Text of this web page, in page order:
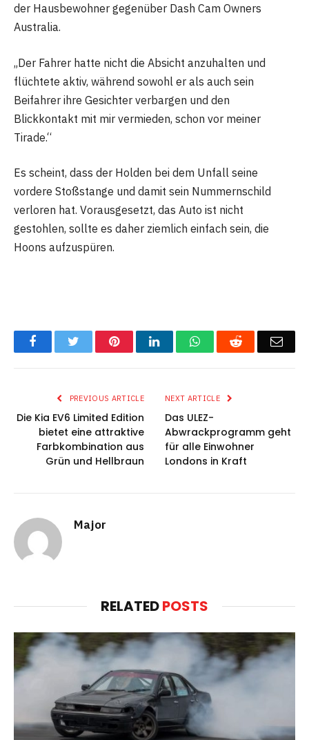
der Hausbewohner gegenüber Dash Cam Owners
Australia.
„Der Fahrer hatte nicht die Absicht anzuhalten und
flüchtete aktiv, während sowohl er als auch sein
Beifahrer ihre Gesichter verbargen und den
Blickkontakt mit mir vermieden, schon vor meiner
Tirade.“
Es scheint, dass der Holden bei dem Unfall seine
vordere Stoßstange und damit sein Nummernschild
verloren hat. Vorausgesetzt, das Auto ist nicht
gestohlen, sollte es daher ziemlich einfach sein, die
Hoons aufzuspüren.
FacebookTwitter PinterestLinkedInWhatsAppReddit
PREVIOUS ARTICLE
Die Kia EV6 Limited Edition
bietet eine attraktive
Farbkombination aus
Grün und Hellbraun
NEXT ARTICLE
Das ULEZ-
Abwrackprogramm geht
für alle Einwohner
Londons in Kraft
Major
RELATEDPOSTS